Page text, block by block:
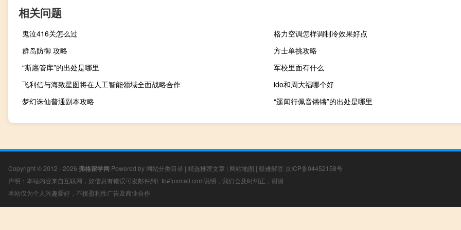
相关问题
鬼泣416关怎么过
格力空调怎样调制冷效果好点
群岛防御 攻略
方士单挑攻略
“斯廛管库”的出处是哪里
军校里面有什么
飞利信与海致星图将在人工智能领域全面战略合作
ido和周大福哪个好
梦幻诛仙普通副本攻略
“遥闻行佩音锵锵”的出处是哪里
Copyright © 2012 - 2026 弗格留学网 Powered by 网站分类目录 | 精选推荐文章 | 网站地图 | 疑难解答 京ICP备04452158号
声明：本站内容来自互联网，如信息有错误可发邮件到f_fb#foxmail.com说明，我们会及时纠正，谢谢
本站仅为个人兴趣爱好，不接盈利性广告及商业合作